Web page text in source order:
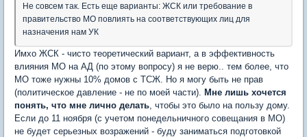
Не совсем так. Есть еще варианты: ЖСК или требование в
правительство МО повлиять на соответствующих лиц для
назначения нам УК
Имхо ЖСК - чисто теоретический вариант, а в эффективность
влияния МО на АД (по этому вопросу) я не верю.. тем более, что
МО тоже нужны 10% домов с ТСЖ. Но я могу быть не прав
(политическое давление - не по моей части). Мне лишь хочется
понять, что мне лично делать , чтобы это было на пользу дому.
Если до 11 ноября (с учетом понедельничного совещания в МО)
не будет серьезных возражений - буду заниматься подготовкой